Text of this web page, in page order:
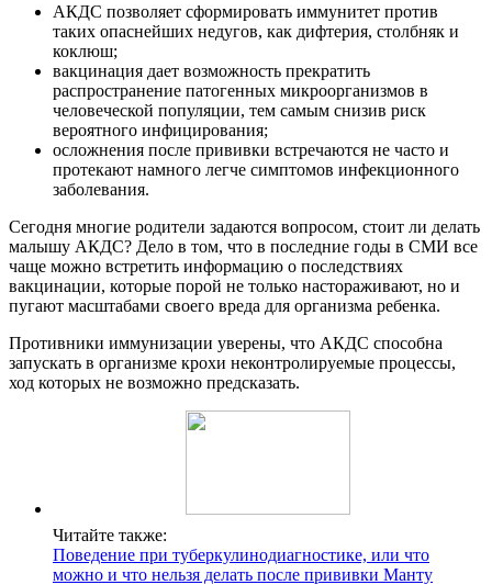
АКДС позволяет сформировать иммунитет против
таких опаснейших недугов, как дифтерия, столбняк и
коклюш;
вакцинация дает возможность прекратить
распространение патогенных микроорганизмов в
человеческой популяции, тем самым снизив риск
вероятного инфицирования;
осложнения после прививки встречаются не часто и
протекают намного легче симптомов инфекционного
заболевания.
Сегодня многие родители задаются вопросом, стоит ли делать
малышу АКДС? Дело в том, что в последние годы в СМИ все
чаще можно встретить информацию о последствиях
вакцинации, которые порой не только настораживают, но и
пугают масштабами своего вреда для организма ребенка.
Противники иммунизации уверены, что АКДС способна
запускать в организме крохи неконтролируемые процессы,
ход которых не возможно предсказать.
Читайте также:
Поведение при туберкулинодиагностике, или что
можно и что нельзя делать после прививки Манту